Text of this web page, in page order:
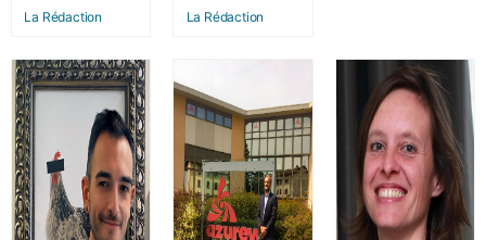
La Rédaction
La Rédaction